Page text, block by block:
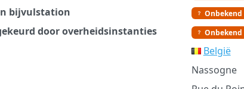
bijvulstation Onbekend
door overheidsinstanties Onbekend
België
Nassogne